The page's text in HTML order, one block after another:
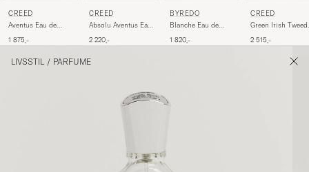
CREED
Aventus Eau de
1 875,-
CREED
Absolu Aventus Eau
2 220,-
BYREDO
Blanche Eau de
1 820,-
CREED
Green Irish Tweed
100ml
2 515,-
LIVSSTIL / PARFUME